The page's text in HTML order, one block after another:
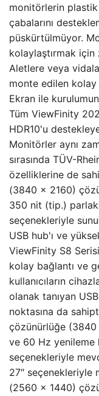
monitörlerin
çabalarını
püskürtülmüyor.
kolaylaştırmak için
Aletlere veya
monte edilen kolay
Ekran ile
Tüm ViewFinity
HDR10'u
Monitörler aynı
sırasında TÜV-
özelliklerine de
(3840 x 2160)
350 nit (tip.)
seçenekleriyle
USB hub'ı ve
ViewFinity S8
kolay bağlantı ve
kullanıcıların
olanak tanıyan
noktasına da
çözünürlüğe
ve 60 Hz yenileme
seçenekleriyle
27″ seçenekleriyle
(2560 x 1440)